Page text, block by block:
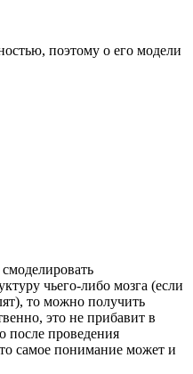
поэтому о его модели
чьего-либо мозга (если
то можно получить
это не прибавит в
после проведения
самое понимание может и